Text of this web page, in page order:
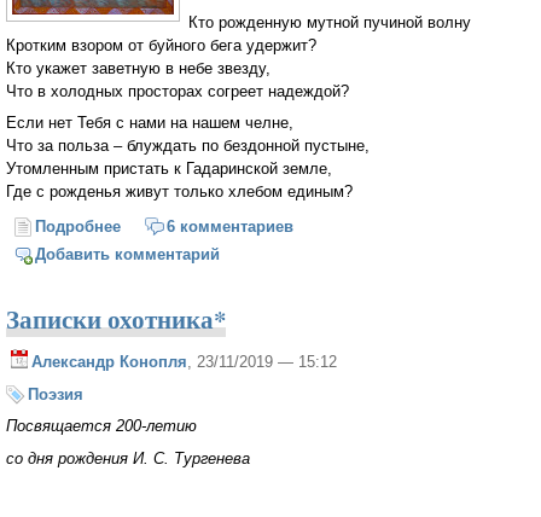
Кто рожденную мутной пучиной волну
Кротким взором от буйного бега удержит?
Кто укажет заветную в небе звезду,
Что в холодных просторах согреет надеждой?
Если нет Тебя с нами на нашем челне,
Что за польза – блуждать по бездонной пустыне,
Утомленным пристать к Гадаринской земле,
Где с рожденья живут только хлебом единым?
Подробнее о Повели мне придти к Тебе по воде
6 комментариев
Добавить комментарий
Записки охотника*
Александр Конопля , 23/11/2019 — 15:12
Поэзия
Посвящается 200-летию
со дня рождения И. С. Тургенева